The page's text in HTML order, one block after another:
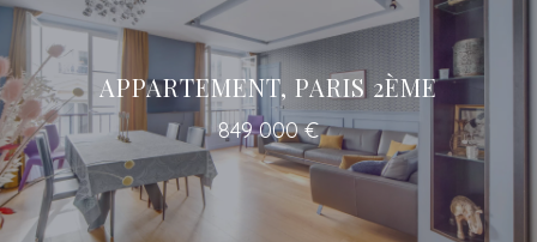
APPARTEMENT, PARIS 2ÈME
849 000 €